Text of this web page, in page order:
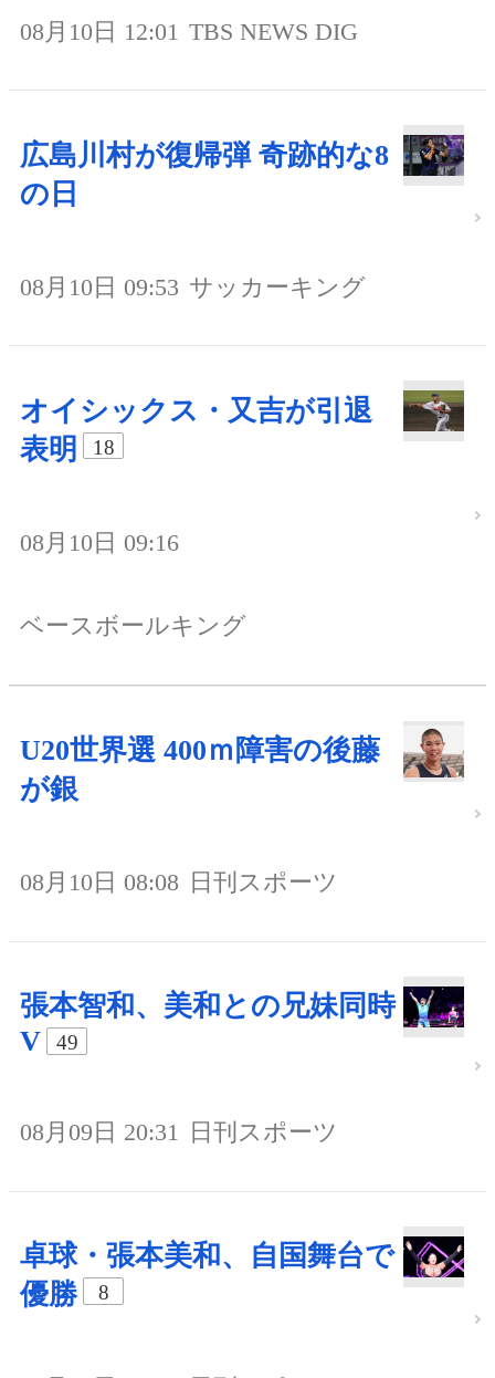
08月10日 12:01 TBS NEWS DIG
広島川村が復帰弾 奇跡的な8
の日
08月10日 09:53 サッカーキング
オイシックス・又吉が引退
表明
18
08月10日 09:16
ベースボールキング
U20世界選 400ｍ障害の後藤
が銀
08月10日 08:08 日刊スポーツ
張本智和、美和との兄妹同時
V
49
08月09日 20:31 日刊スポーツ
卓球・張本美和、自国舞台で
優勝
8